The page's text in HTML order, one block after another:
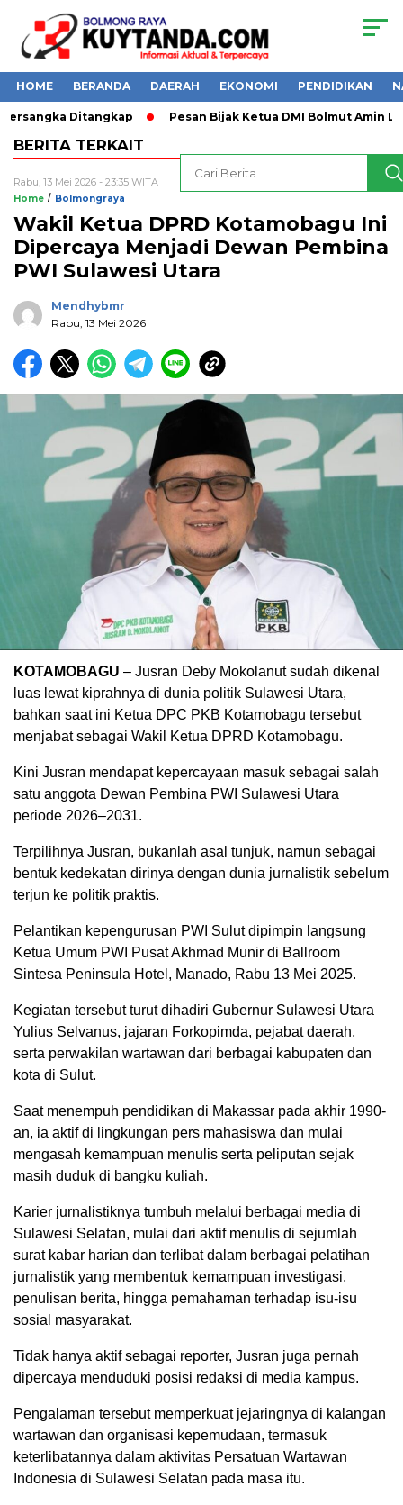
HOME BERANDA DAERAH EKONOMI PENDIDIKAN
Ditangkap Pesan Bijak Ketua DMI Bolmut Amin
Home / Bolmongraya
Wakil Ketua DPRD Kotamobagu Ini
Dipercaya Menjadi Dewan Pembina
PWI Sulawesi Utara
Mendhybmr
Rabu, 13 Mei 2026
KOTAMOBAGU – Jusran Deby Mokolanut sudah dikenal
luas lewat kiprahnya di dunia politik Sulawesi Utara,
bahkan saat ini Ketua DPC PKB Kotamobagu tersebut
menjabat sebagai Wakil Ketua DPRD Kotamobagu.
Kini Jusran mendapat kepercayaan masuk sebagai salah
satu anggota Dewan Pembina PWI Sulawesi Utara
periode 2026–2031.
Terpilihnya Jusran, bukanlah asal tunjuk, namun sebagai
bentuk kedekatan dirinya dengan dunia jurnalistik sebelum
terjun ke politik praktis.
Pelantikan kepengurusan PWI Sulut dipimpin langsung
Ketua Umum PWI Pusat Akhmad Munir di Ballroom
Sintesa Peninsula Hotel, Manado, Rabu 13 Mei 2025.
Kegiatan tersebut turut dihadiri Gubernur Sulawesi Utara
Yulius Selvanus, jajaran Forkopimda, pejabat daerah,
serta perwakilan wartawan dari berbagai kabupaten dan
kota di Sulut.
‎Saat menempuh pendidikan di Makassar pada akhir 1990-
an, ia aktif di lingkungan pers mahasiswa dan mulai
mengasah kemampuan menulis serta peliputan sejak
masih duduk di bangku kuliah.
Karier jurnalistiknya tumbuh melalui berbagai media di
Sulawesi Selatan, mulai dari aktif menulis di sejumlah
surat kabar harian dan terlibat dalam berbagai pelatihan
jurnalistik yang membentuk kemampuan investigasi,
penulisan berita, hingga pemahaman terhadap isu-isu
sosial masyarakat.
Tidak hanya aktif sebagai reporter, Jusran juga pernah
dipercaya menduduki posisi redaksi di media kampus.
Pengalaman tersebut memperkuat jejaringnya di kalangan
wartawan dan organisasi kepemudaan, termasuk
keterlibatannya dalam aktivitas Persatuan Wartawan
Indonesia di Sulawesi Selatan pada masa itu.
BERITA TERKAIT
Rabu, 13 Mei 2026 - 23:35 WITA